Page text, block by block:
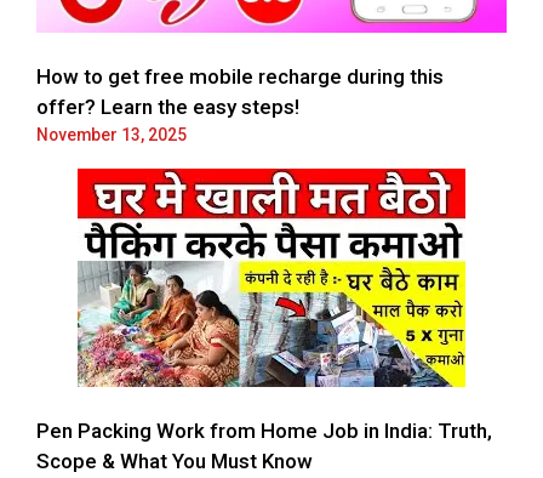
How to get free mobile recharge during this
offer? Learn the easy steps!
November 13, 2025
Pen Packing Work from Home Job in India: Truth,
Scope & What You Must Know